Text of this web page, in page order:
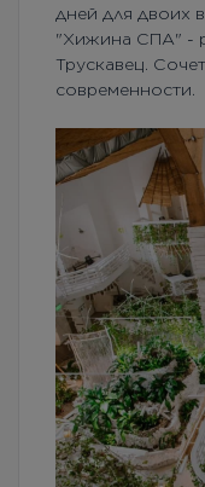
дней для двоих
"Хижина СПА" -
Трускавец.
современности.